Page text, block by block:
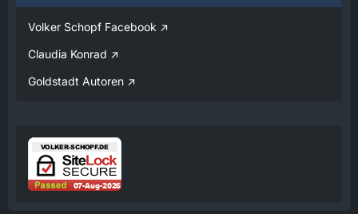
08:25
Jetzt Online!
Externer Inhalt
und angezeigt.
Volker Schopf Facebook
Claudia Konrad
Goldstadt Autoren